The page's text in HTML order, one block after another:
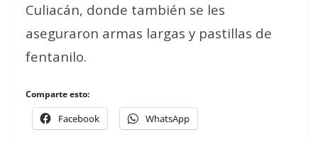
Culiacán, donde también se les
aseguraron armas largas y pastillas de
fentanilo.
Comparte esto:
Facebook WhatsApp